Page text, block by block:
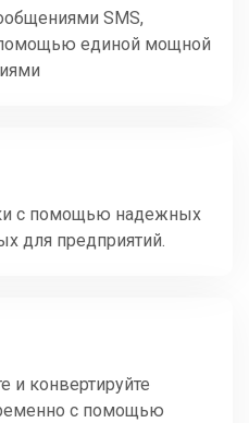
SMS,
помощью единой мощной
с помощью надежных
для предприятий.
и конвертируйте
с помощью